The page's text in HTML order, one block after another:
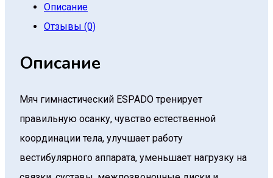
Описание
Отзывы (0)
Описание
Мяч гимнастический ESPADO тренирует
правильную осанку, чувство естественной
координации тела, улучшает работу
вестибулярного аппарата, уменьшает нагрузку на